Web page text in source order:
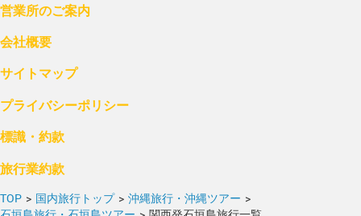
営業所のご案内
会社概要
サイトマップ
プライバシーポリシー
標識・約款
旅行業約款
TOP > 国内旅行トップ > 沖縄旅行・沖縄ツアー >